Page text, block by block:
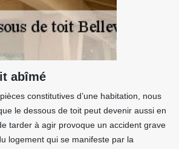
abîmé
constitutives d’une habitation, nous
le dessous de toit peut devenir aussi en
tarder à agir provoque un accident grave
logement qui se manifeste par la